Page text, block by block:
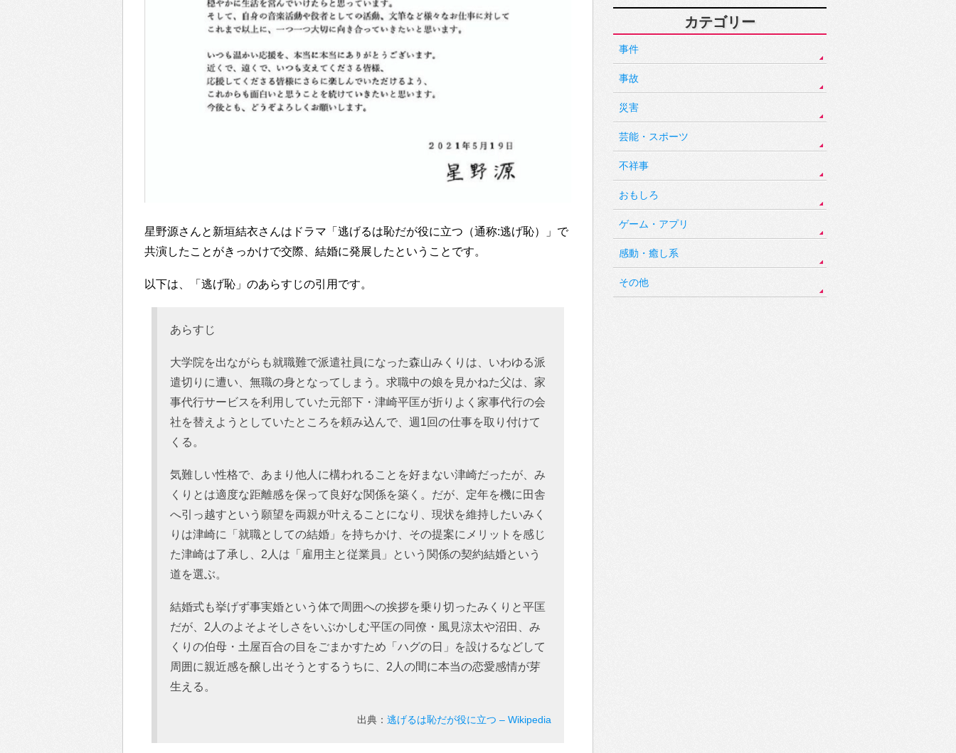
星野源さんと新垣結衣さんはドラマ「逃げるは恥だが役に立つ（通称:逃げ恥）」で
共演したことがきっかけで交際、結婚に発展したということです。
以下は、「逃げ恥」のあらすじの引用です。
あらすじ
大学院を出ながらも就職難で派遣社員になった森山みくりは、いわゆる派
遣切りに遭い、無職の身となってしまう。求職中の娘を見かねた父は、家
事代行サービスを利用していた元部下・津崎平匡が折りよく家事代行の会
社を替えようとしていたところを頼み込んで、週1回の仕事を取り付けて
くる。
気難しい性格で、あまり他人に構われることを好まない津崎だったが、み
くりとは適度な距離感を保って良好な関係を築く。だが、定年を機に田舎
へ引っ越すという願望を両親が叶えることになり、現状を維持したいみく
りは津崎に「就職としての結婚」を持ちかけ、その提案にメリットを感じ
た津崎は了承し、2人は「雇用主と従業員」という関係の契約結婚という
道を選ぶ。
結婚式も挙げず事実婚という体で周囲への挨拶を乗り切ったみくりと平匡
だが、2人のよそよそしさをいぶかしむ平匡の同僚・風見涼太や沼田、み
くりの伯母・土屋百合の目をごまかすため「ハグの日」を設けるなどして
周囲に親近感を醸し出そうとするうちに、2人の間に本当の恋愛感情が芽
生える。
出典： 逃げるは恥だが役に立つ – Wikipedia
カテゴリー
事件
事故
災害
芸能・スポーツ
不祥事
おもしろ
ゲーム・アプリ
感動・癒し系
その他